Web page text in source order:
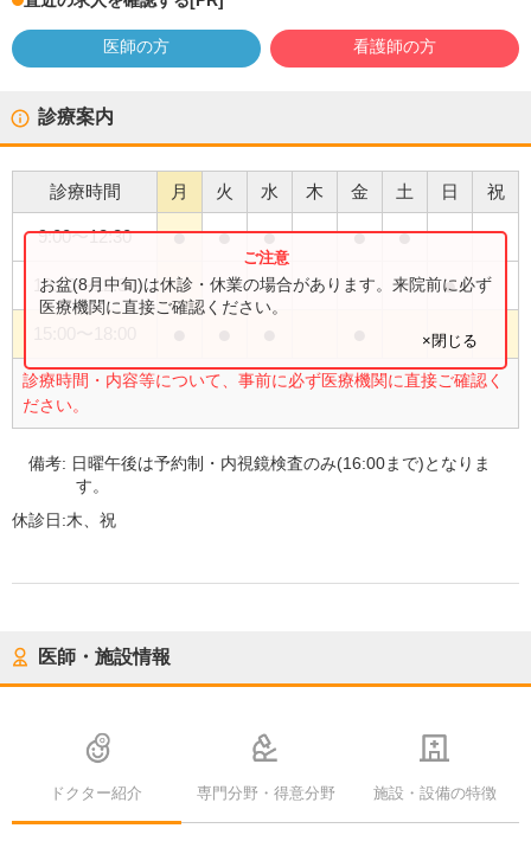
医師の方 看護師の方
診療案内
診療時間 月 火 水 木 金 土 日 祝
9:00〜12:30 ● ● ● ● ●
10:00〜12:30 ●
診療時間・内容等について、事前に必ず医療機関に直接ご確認く
ださい。
お盆(8月中旬)は休診・休業の場合があります。来院前に必ず
医療機関に直接ご確認ください。
×閉じる
備考: 日曜午後は予約制・内視鏡検査のみ(16:00まで)となりま
す。
休診日:木、祝
医師・施設情報
ドクター紹介 専門分野・得意分野 施設・設備の特徴